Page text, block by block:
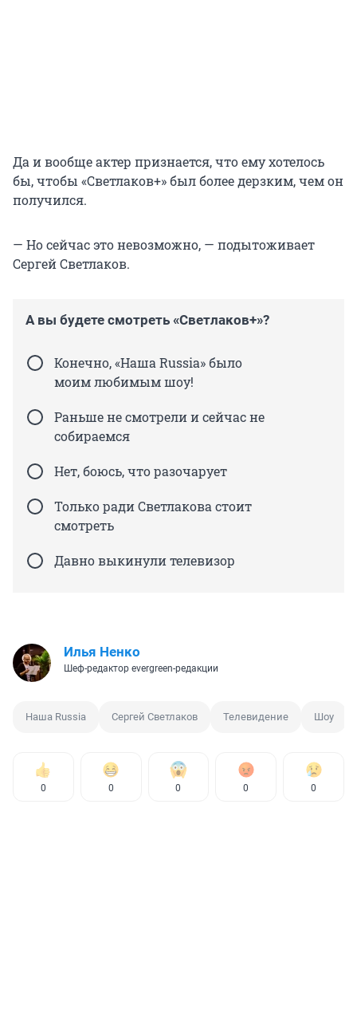
Да и вообще актер признается, что ему хотелось
бы, чтобы «Светлаков+» был более дерзким, чем он
получился.
— Но сейчас это невозможно, — подытоживает
Сергей Светлаков.
А вы будете смотреть «Светлаков+»?
Конечно, «Наша Russia» было
моим любимым шоу!
Раньше не смотрели и сейчас не
собираемся
Нет, боюсь, что разочарует
Только ради Светлакова стоит
смотреть
Давно выкинули телевизор
Илья Ненко
Шеф-редактор evergreen-редакции
Наша Russia Сергей Светлаков Телевидение Шоу
0 0 0 0 0